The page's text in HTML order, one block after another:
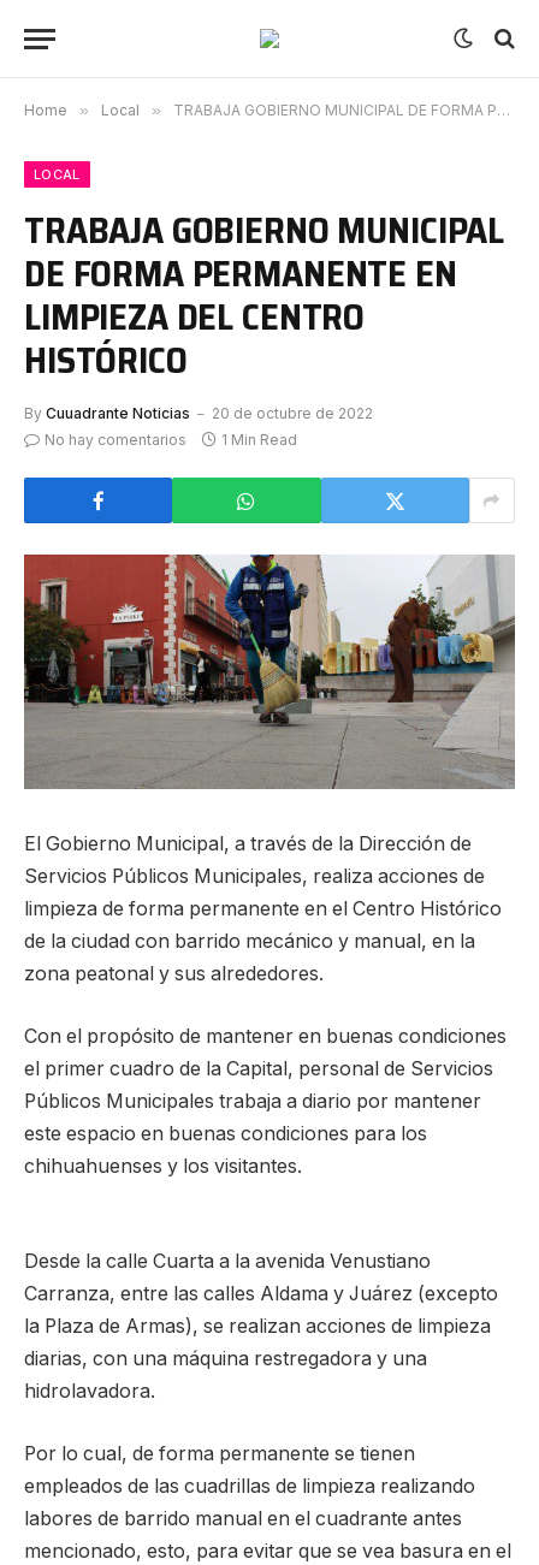
Home » Local » TRABAJA GOBIERNO MUNICIPAL DE FORMA PERMANENTE EN LIMPIEZA DEL CENTRO HISTÓRICO
LOCAL
TRABAJA GOBIERNO MUNICIPAL
DE FORMA PERMANENTE EN
LIMPIEZA DEL CENTRO
HISTÓRICO
By Cuuadrante Noticias
20 de octubre de 2022
No hay comentarios
1 Min Read
El Gobierno Municipal, a través de la Dirección de
Servicios Públicos Municipales, realiza acciones de
limpieza de forma permanente en el Centro Histórico
de la ciudad con barrido mecánico y manual, en la
zona peatonal y sus alrededores.
Con el propósito de mantener en buenas condiciones
el primer cuadro de la Capital, personal de Servicios
Públicos Municipales trabaja a diario por mantener
este espacio en buenas condiciones para los
chihuahuenses y los visitantes.
Desde la calle Cuarta a la avenida Venustiano
Carranza, entre las calles Aldama y Juárez (excepto
la Plaza de Armas), se realizan acciones de limpieza
diarias, con una máquina restregadora y una
hidrolavadora.
Por lo cual, de forma permanente se tienen
empleados de las cuadrillas de limpieza realizando
labores de barrido manual en el cuadrante antes
mencionado, esto, para evitar que se vea basura en el